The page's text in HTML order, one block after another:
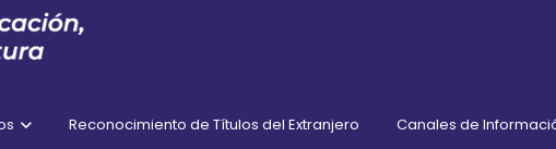
Reconocimiento de Títulos del Extranjero Canales de